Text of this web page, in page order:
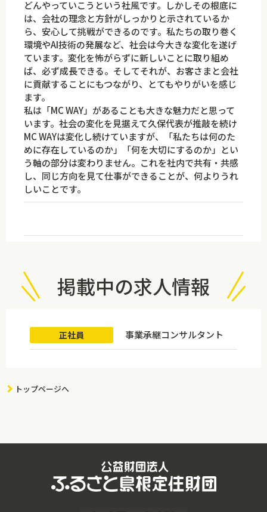
どんやっていこうという社風です。しかしその根底に
は、会社の理念と方針がしっかりと示されているか
ら、安心して挑戦ができるのです。私たちの取り巻く
環境やAI技術の発展など、社会は今大きな変化を遂げ
ています。変化を怖がらずに新しいことに取り組め
ば、必ず成長できる。そしてそれが、お客さまと会社
に貢献することにもつながり、とてもやりがいを感じ
ます。
私は「MC WAY」があることも大きな魅力だと思って
います。社会の変化を見据えて久保代表が推敲を続け
MC WAYは変化し続けていますが、「私たちは何のた
めに存在しているのか」「何を大切にするのか」とい
う軸の部分は変わりません。これを社内で共有・共感
し、同じ方向を見て仕事ができることが、何よりうれ
しいことです。
掲載中の求人情報
正社員 事業承継コンサルタント
トップページへ